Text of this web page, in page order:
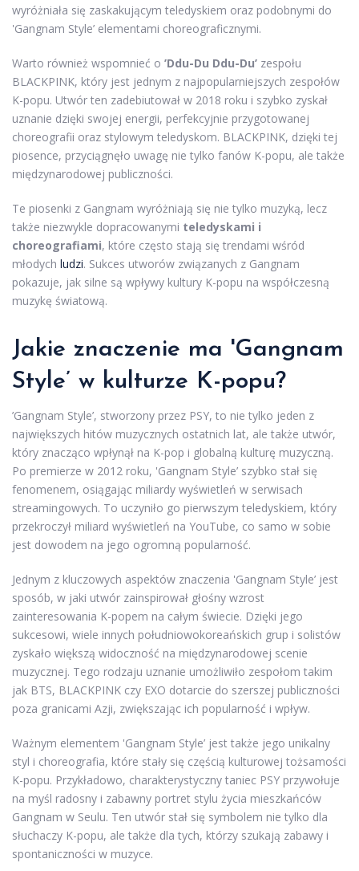
wyróżniała się zaskakującym teledyskiem oraz podobnymi do
'Gangnam Style’ elementami choreograficznymi.
Warto również wspomnieć o ’Ddu-Du Ddu-Du’ zespołu
BLACKPINK, który jest jednym z najpopularniejszych zespołów
K-popu. Utwór ten zadebiutował w 2018 roku i szybko zyskał
uznanie dzięki swojej energii, perfekcyjnie przygotowanej
choreografii oraz stylowym teledyskom. BLACKPINK, dzięki tej
piosence, przyciągnęło uwagę nie tylko fanów K-popu, ale także
międzynarodowej publiczności.
Te piosenki z Gangnam wyróżniają się nie tylko muzyką, lecz
także niezwykle dopracowanymi teledyskami i
choreografiami, które często stają się trendami wśród
młodych ludzi. Sukces utworów związanych z Gangnam
pokazuje, jak silne są wpływy kultury K-popu na współczesną
muzykę światową.
Jakie znaczenie ma 'Gangnam
Style’ w kulturze K-popu?
’Gangnam Style’, stworzony przez PSY, to nie tylko jeden z
największych hitów muzycznych ostatnich lat, ale także utwór,
który znacząco wpłynął na K-pop i globalną kulturę muzyczną.
Po premierze w 2012 roku, 'Gangnam Style’ szybko stał się
fenomenem, osiągając miliardy wyświetleń w serwisach
streamingowych. To uczyniło go pierwszym teledyskiem, który
przekroczył miliard wyświetleń na YouTube, co samo w sobie
jest dowodem na jego ogromną popularność.
Jednym z kluczowych aspektów znaczenia 'Gangnam Style’ jest
sposób, w jaki utwór zainspirował głośny wzrost
zainteresowania K-popem na całym świecie. Dzięki jego
sukcesowi, wiele innych południowokoreańskich grup i solistów
zyskało większą widoczność na międzynarodowej scenie
muzycznej. Tego rodzaju uznanie umożliwiło zespołom takim
jak BTS, BLACKPINK czy EXO dotarcie do szerszej publiczności
poza granicami Azji, zwiększając ich popularność i wpływ.
Ważnym elementem 'Gangnam Style’ jest także jego unikalny
styl i choreografia, które stały się częścią kulturowej tożsamości
K-popu. Przykładowo, charakterystyczny taniec PSY przywołuje
na myśl radosny i zabawny portret stylu życia mieszkańców
Gangnam w Seulu. Ten utwór stał się symbolem nie tylko dla
słuchaczy K-popu, ale także dla tych, którzy szukają zabawy i
spontaniczności w muzyce.